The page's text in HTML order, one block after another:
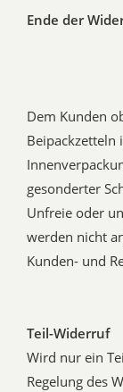
Ende der
Dem Kunden
Beipackzetteln
gesonderter
Unfreie oder
werden nicht
Kunden- und
Teil-Widerruf
Wird nur ein
Regelung des